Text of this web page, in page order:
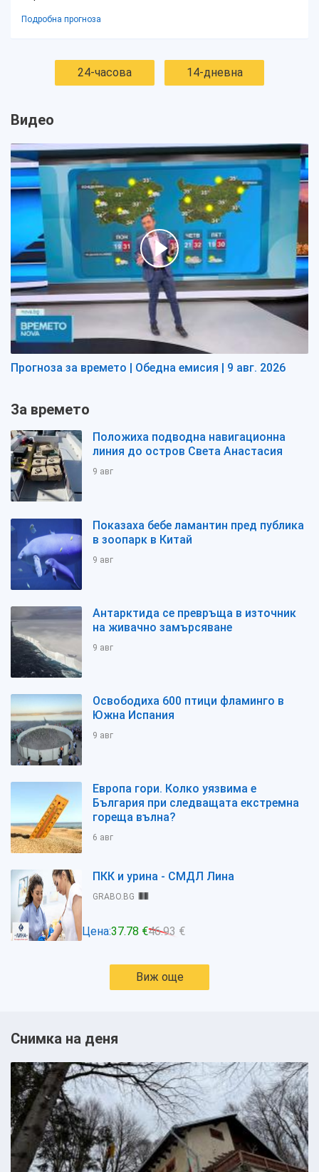
Подробна прогноза
24-часова 14-дневна
Видео
Прогноза за времето | Обедна емисия | 9 авг. 2026
За времето
Положиха подводна навигационна
линия до остров Света Анастасия
9 авг
Показаха бебе ламантин пред публика
в зоопарк в Китай
9 авг
Антарктида се превръща в източник
на живачно замърсяване
9 авг
Освободиха 600 птици фламинго в
Южна Испания
9 авг
Европа гори. Колко уязвима е
България при следващата екстремна
гореща вълна?
6 авг
ПКК и урина - СМДЛ Лина
GRABO.BG
Цена:37.78 €46.93 €
Виж още
Снимка на деня